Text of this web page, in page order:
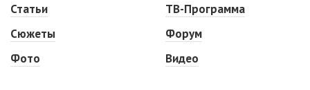
Статьи
Сюжеты
Фото
ТВ-Программа
Форум
Видео